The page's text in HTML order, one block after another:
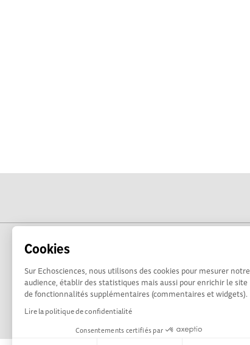
Cookies
Sur Echosciences, nous utilisons des cookies pour mesurer notre
audience, établir des statistiques mais aussi pour enrichir le site
de fonctionnalités supplémentaires (commentaires et widgets).
Lire la politique de confidentialité
Consentements certifiés par